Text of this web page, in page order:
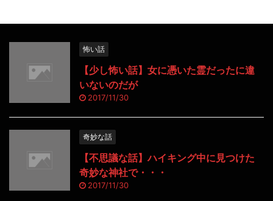
怖い話
【少し怖い話】女に憑いた霊だったに違
いないのだが
2017/11/30
奇妙な話
【不思議な話】ハイキング中に見つけた
奇妙な神社で・・・
2017/11/30